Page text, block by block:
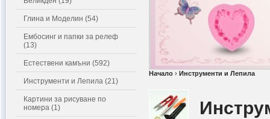
Глина и Моделин (54)
Ембосинг и папки за релеф
(13)
Естествени камъни (592)
Инструменти и Лепила (21)
Картини за рисуване по
номера (1)
Начало › Инструменти и Лепила